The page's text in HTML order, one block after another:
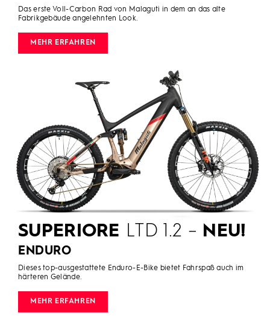
Das erste Voll-Carbon Rad von Malaguti in dem an das alte
Fabrikgebäude angelehnten Look.
MEHR ERFAHREN
SUPERIORE LTD 1.2 – NEU!
ENDURO
Dieses top-ausgestattete Enduro-E-Bike bietet Fahrspaß auch im
härteren Gelände.
MEHR ERFAHREN